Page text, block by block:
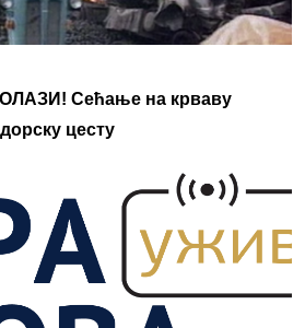
Сећање на крваву
цесту